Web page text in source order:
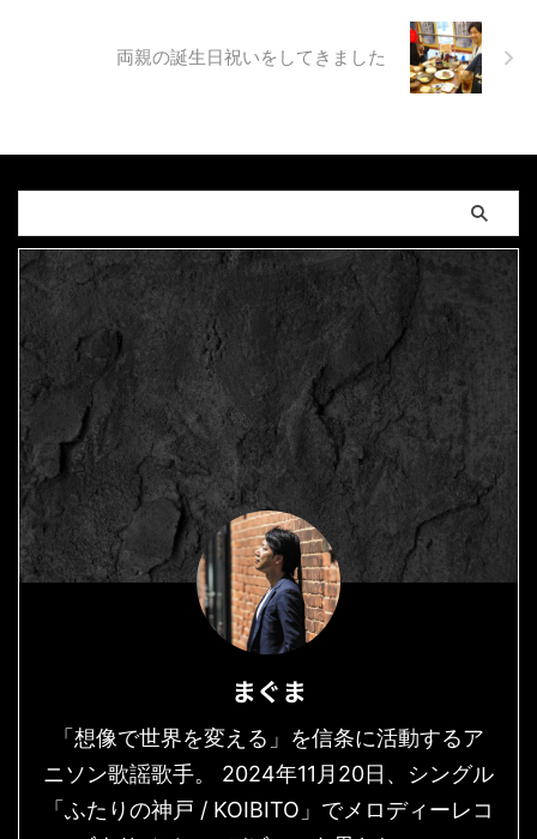
両親の誕生日祝いをしてきました
まぐま
「想像で世界を変える」を信条に活動するア
ニソン歌謡歌手。 2024年11月20日、シングル
「ふたりの神戸 / KOIBITO」でメロディーレコ